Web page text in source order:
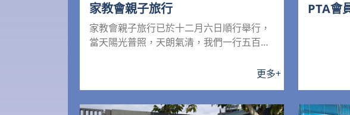
家教會親子旅行
家教會親子旅行已於十二月六日順行舉行，
當天陽光普照，天朗氣清，我們一行五百多
更多+
PTA會